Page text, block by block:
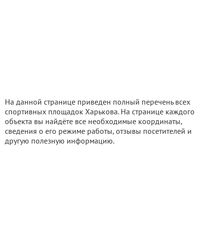
На данной странице приведен полный перечень всех
спортивных площадок Харькова. На странице каждого
объекта вы найдёте все необходимые координаты,
сведения о его режиме работы, отзывы посетителей и
другую полезную информацию.